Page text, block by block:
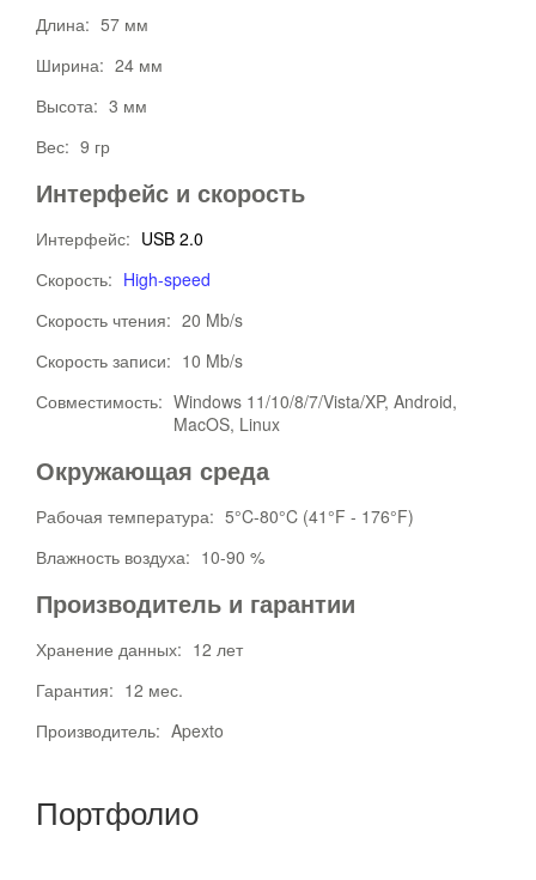
Длина: 57 мм
Ширина: 24 мм
Высота: 3 мм
Вес: 9 гр
Интерфейс и скорость
Интерфейс: USB 2.0
Скорость: High-speed
Скорость чтения: 20 Mb/s
Скорость записи: 10 Mb/s
Совместимость: Windows 11/10/8/7/Vista/XP, Android,
MacOS, Linux
Окружающая среда
Рабочая температура: 5°C-80°C (41°F - 176°F)
Влажность воздуха: 10-90 %
Производитель и гарантии
Хранение данных: 12 лет
Гарантия: 12 мес.
Производитель: Apexto
Портфолио